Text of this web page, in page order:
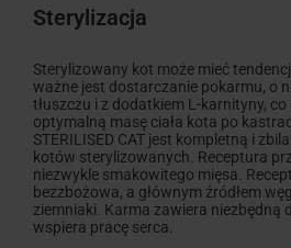
Sterylizacja
Sterylizowany kot może mieć
ważne jest dostarczanie pokarmu, o
tłuszczu i z dodatkiem L-karnityny,
optymalną masę ciała kota po
STERILISED CAT jest kompletną i
kotów sterylizowanych. Receptura
niezwykle smakowitego mięsa.
bezzbożowa, a głównym źródłem
ziemniaki. Karma zawiera niezbędną
wspiera pracę serca.